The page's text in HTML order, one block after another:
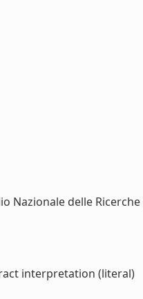
delle
interpretation (literal)